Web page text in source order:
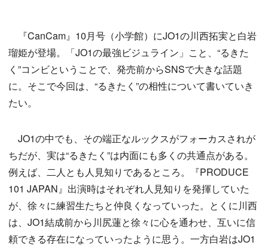
『CanCam』10月号（小学館）にJO1の川西拓実と白岩
瑠姫が登場。「JO1の最強ビジュライン」こと、“るきた
く”コンビということで、発売前からSNSで大きな話題
に。そこで今回は、“るきたく”の相性について書いていき
たい。
JO1の中でも、その端正なルックスがフォーカスされが
ちだが、実は“るきたく”は内面にも多くの共通点がある。
例えば、二人とも人見知りであるところ。『PRODUCE
101 JAPAN』出演時はそれぞれ人見知りを発揮していた
が、徐々に練習生たちと仲良くなっていった。とくに川西
は、JO1結成前から川尻蓮と徐々に心を通わせ、互いに信
頼できる存在になっていったように思う。一方白岩はJO1